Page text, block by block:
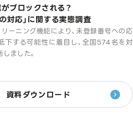
ブロックされる？
対応」に関する実態調査
ーニング機能により、未登録番号への応
下する可能性に着目し、全国574名を対
ました。
資料ダウンロード